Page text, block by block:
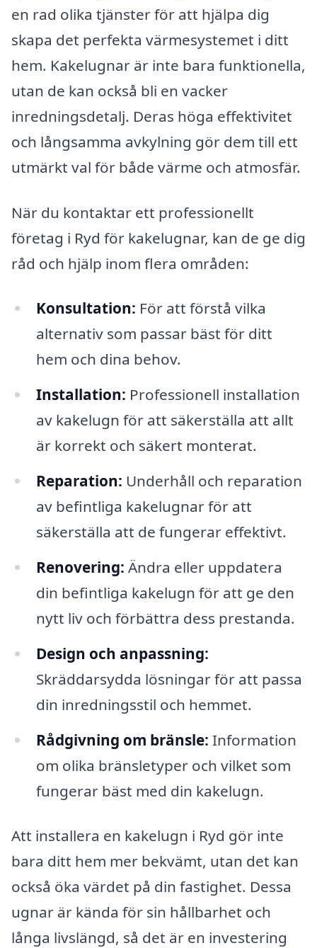
en rad olika tjänster för att hjälpa dig
skapa det perfekta värmesystemet i ditt
hem. Kakelugnar är inte bara funktionella,
utan de kan också bli en vacker
inredningsdetalj. Deras höga effektivitet
och långsamma avkylning gör dem till ett
utmärkt val för både värme och atmosfär.
När du kontaktar ett professionellt
företag i Ryd för kakelugnar, kan de ge dig
råd och hjälp inom flera områden:
Konsultation: För att förstå vilka
alternativ som passar bäst för ditt
hem och dina behov.
Installation: Professionell installation
av kakelugn för att säkerställa att allt
är korrekt och säkert monterat.
Reparation: Underhåll och reparation
av befintliga kakelugnar för att
säkerställa att de fungerar effektivt.
Renovering: Ändra eller uppdatera
din befintliga kakelugn för att ge den
nytt liv och förbättra dess prestanda.
Design och anpassning:
Skräddarsydda lösningar för att passa
din inredningsstil och hemmet.
Rådgivning om bränsle: Information
om olika bränsletyper och vilket som
fungerar bäst med din kakelugn.
Att installera en kakelugn i Ryd gör inte
bara ditt hem mer bekvämt, utan det kan
också öka värdet på din fastighet. Dessa
ugnar är kända för sin hållbarhet och
långa livslängd, så det är en investering